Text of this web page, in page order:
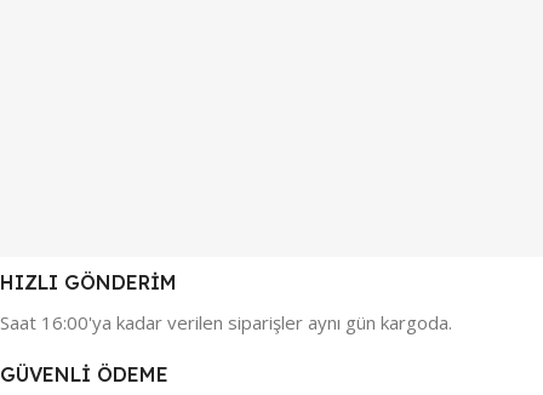
HIZLI GÖNDERİM
Saat 16:00'ya kadar verilen siparişler aynı gün kargoda.
GÜVENLİ ÖDEME